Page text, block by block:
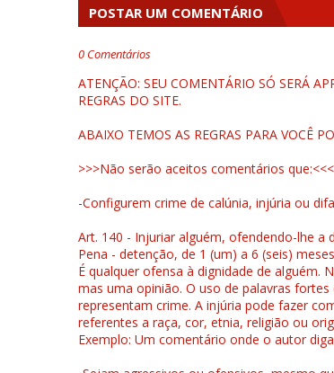
POSTAR UM COMENTÁRIO
0 Comentários
ATENÇÃO: SEU COMENTÁRIO SÓ SERÁ
REGRAS DO SITE.
ABAIXO TEMOS AS REGRAS PARA VOCÊ
>>>Não serão aceitos comentários que:<<<
-Configurem crime de calúnia, injúria ou
Art. 140 - Injuriar alguém, ofendendo-lhe a
Pena - detenção, de 1 (um) a 6 (seis)
É qualquer ofensa à dignidade de
mas uma opinião. O uso de palavras
representam crime. A injúria pode fazer
referentes a raça, cor, etnia, religião ou
Exemplo: Um comentário onde o autor